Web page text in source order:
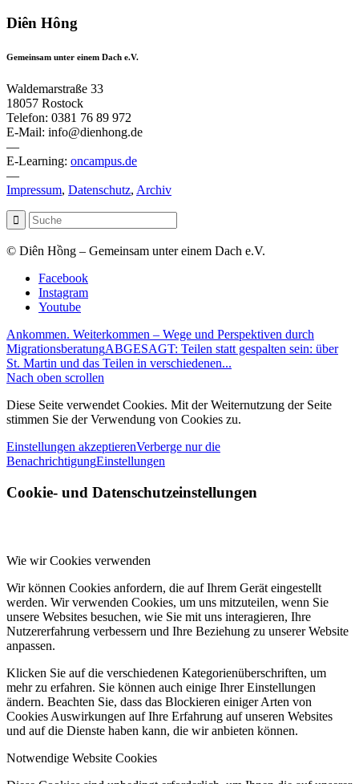
Diên Hông
Gemeinsam unter einem Dach e.V.
Waldemarstraße 33
18057 Rostock
Telefon: 0381 76 89 972
E-Mail: info@dienhong.de
—
E-Learning: oncampus.de
—
Impressum, Datenschutz, Archiv
© Diên Hồng – Gemeinsam unter einem Dach e.V.
Facebook
Instagram
Youtube
Ankommen. Weiterkommen – Wege und Perspektiven durch
MigrationsberatungABGESAGT: Teilen statt gespalten sein: über
St. Martin und das Teilen in verschiedenen...
Nach oben scrollen
Diese Seite verwendet Cookies. Mit der Weiternutzung der Seite
stimmen Sie der Verwendung von Cookies zu.
Einstellungen akzeptierenVerberge nur die
BenachrichtigungEinstellungen
Cookie- und Datenschutzeinstellungen
Wie wir Cookies verwenden
Wir können Cookies anfordern, die auf Ihrem Gerät eingestellt
werden. Wir verwenden Cookies, um uns mitzuteilen, wenn Sie
unsere Websites besuchen, wie Sie mit uns interagieren, Ihre
Nutzererfahrung verbessern und Ihre Beziehung zu unserer Website
anpassen.
Klicken Sie auf die verschiedenen Kategorienüberschriften, um
mehr zu erfahren. Sie können auch einige Ihrer Einstellungen
ändern. Beachten Sie, dass das Blockieren einiger Arten von
Cookies Auswirkungen auf Ihre Erfahrung auf unseren Websites
und auf die Dienste haben kann, die wir anbieten können.
Notwendige Website Cookies